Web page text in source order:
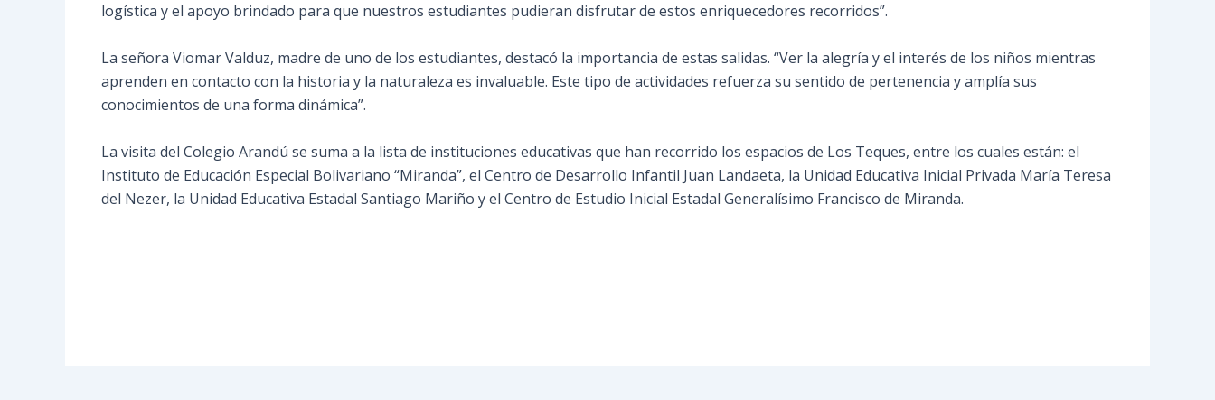
logística y el apoyo brindado para que nuestros estudiantes pudieran disfrutar de estos enriquecedores recorridos”.
La señora Viomar Valduz, madre de uno de los estudiantes, destacó la importancia de estas salidas. “Ver la alegría y el interés de los niños mientras
aprenden en contacto con la historia y la naturaleza es invaluable. Este tipo de actividades refuerza su sentido de pertenencia y amplía sus
conocimientos de una forma dinámica”.
La visita del Colegio Arandú se suma a la lista de instituciones educativas que han recorrido los espacios de Los Teques, entre los cuales están: el
Instituto de Educación Especial Bolivariano “Miranda”, el Centro de Desarrollo Infantil Juan Landaeta, la Unidad Educativa Inicial Privada María Teresa
del Nezer, la Unidad Educativa Estadal Santiago Mariño y el Centro de Estudio Inicial Estadal Generalísimo Francisco de Miranda.